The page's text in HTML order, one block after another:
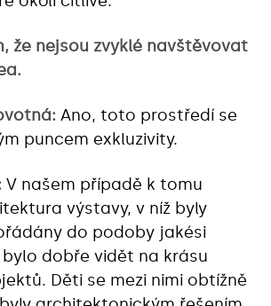
že nejsou zvyklé navštěvovat
Ano, toto prostředí se
puncem exkluzivity.
V našem případě k tomu
výstavy, v níž byly
do podoby jakési
dobře vidět na krásu
Děti se mezi nimi obtížně